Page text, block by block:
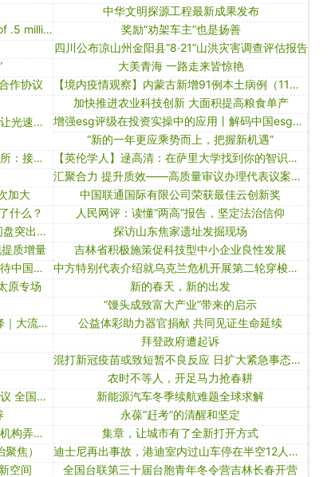
中华文明探源工程最新成果发布
michael jordan gets personal delivery of .5 million hennessey venom f5
奖励“劝架车主”也是扬善
四川公布凉山州金阳县“8·21”山洪灾害调查评估报告
大美青海 一路走来皆惊艳
作协议
【境内疫情观察】内蒙古新增91例本土病例（11月30日）
为什么光速慢一点点，就不会有碳元素；让光速快一点点，就不会有氧元素？
加快推进农业科技创新 大面积提高粮食单产
增强esg评级在投资实操中的应用丨解码中国esg评级
“新的一年更应乘势而上，把握新机遇”
泰州一高中男生被指长期偷拍女厕，派出所：接到报警，正处理
【英伦学人】逯高清：在萨里大学找到你的智识家园
汇聚合力 提升质效——高质量审议办理代表议案建议的全过程人民民主实践
加大
中国联通国际有限公司荣获最佳云创新奖
什么？
人民网评：读懂“两高”报告，坚定法治信仰
新华视点｜不少患者仅十几岁 警惕腰椎间盘突出症低龄化
探访山东焦家遗址发掘现场
质增量
吉林省积极施策促科技型中小企业良性发展
新华社消息｜王毅：希望美方客观理性看待中国发展，言行一致把承诺落到实处
中方特别代表介绍就乌克兰危机开展第二轮穿梭外交有关情况
原专场
新的春天，新的出发
“馒头成致富大产业”带来的启示
全球疫苗接种超15亿剂 印度日增病例下降｜大流行手记（5月19日）
公益体彩助力器官捐献 共同见证生命延续
拜登政府遭起诉
混打新冠疫苗或致短暂不良反应 日扩大紧急事态宣言范围｜大流行手记（5月14日）
农时不等人，开足马力抢春耕
为何研究推迟召开全国政协十三届三次会议 全国政协办公厅回应
新能源汽车冬季续航难题全球求解
永葆“赶考”的清醒和坚定
三部门联合挂牌督办两起第三方环保服务机构弄虚作假案件
集章，让城市有了全新打开方式
焦）
迪士尼再出事故，港迪室内过山车停在半空12人被困超一个小时
空间
全国台联第三十届台胞青年冬令营吉林长春开营